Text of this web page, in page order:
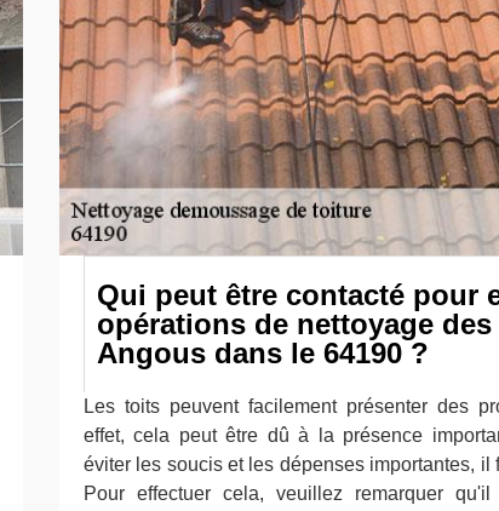
Qui peut être contacté pour
opérations de nettoyage
Angous dans le 64190 ?
Les toits peuvent facilement présenter des
effet, cela peut être dû à la présence
éviter les soucis et les dépenses importantes, il
Pour effectuer cela, veuillez remarquer